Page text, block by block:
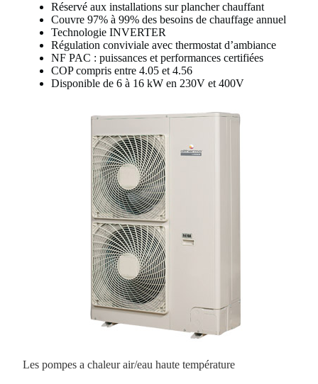
Réservé aux installations sur plancher chauffant
Couvre 97% à 99% des besoins de chauffage annuel
Technologie INVERTER
Régulation conviviale avec thermostat d’ambiance
NF PAC : puissances et performances certifiées
COP compris entre 4.05 et 4.56
Disponible de 6 à 16 kW en 230V et 400V
Les pompes a chaleur air/eau haute température